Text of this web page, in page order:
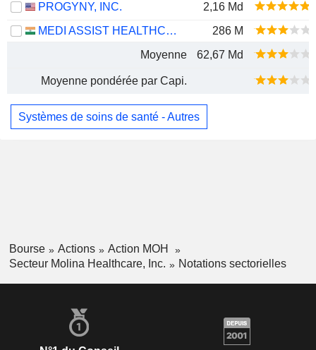
PROGYNY, INC.
2,16 Md
MEDI ASSIST HEALTHCARE SERVICES LIMITED
286 M
Moyenne
62,67 Md
Moyenne pondérée par Capi.
Systèmes de soins de santé - Autres
Bourse Actions
Action MOH
Secteur Molina Healthcare, Inc.
Notations sectorielles